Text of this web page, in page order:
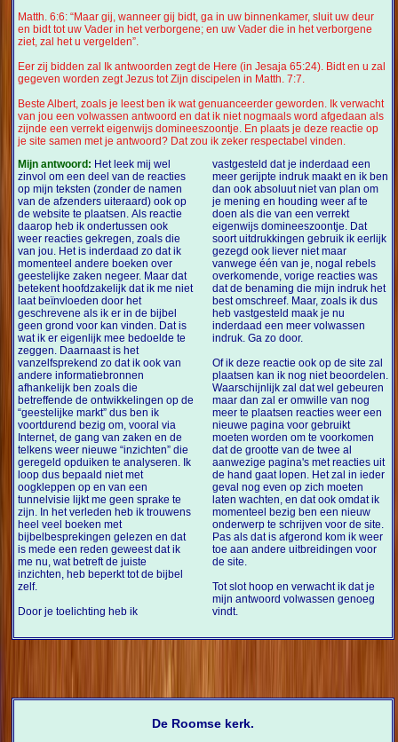
Matth. 6:6: “Maar gij, wanneer gij bidt, ga in uw binnenkamer, sluit uw deur
en bidt tot uw Vader in het verborgene; en uw Vader die in het verborgene
ziet, zal het u vergelden”.
Eer zij bidden zal Ik antwoorden zegt de Here (in Jesaja 65:24). Bidt en u zal
gegeven worden zegt Jezus tot Zijn discipelen in Matth. 7:7.
Beste Albert, zoals je leest ben ik wat genuanceerder geworden. Ik verwacht
van jou een volwassen antwoord en dat ik niet nogmaals word afgedaan als
zijnde een verrekt eigenwijs domineeszoontje. En plaats je deze reactie op
je site samen met je antwoord? Dat zou ik zeker respectabel vinden.
Mijn antwoord: Het leek mij wel
zinvol om een deel van de reacties
op mijn teksten (zonder de namen
van de afzenders uiteraard) ook op
de website te plaatsen. Als reactie
daarop heb ik ondertussen ook
weer reacties gekregen, zoals die
van jou. Het is inderdaad zo dat ik
momenteel andere boeken over
geestelijke zaken negeer. Maar dat
betekent hoofdzakelijk dat ik me niet
laat beïnvloeden door het
geschrevene als ik er in de bijbel
geen grond voor kan vinden. Dat is
wat ik er eigenlijk mee bedoelde te
zeggen. Daarnaast is het
vanzelfsprekend zo dat ik ook van
andere informatiebronnen
afhankelijk ben zoals die
betreffende de ontwikkelingen op de
“geestelijke markt” dus ben ik
voortdurend bezig om, vooral via
Internet, de gang van zaken en de
telkens weer nieuwe “inzichten” die
geregeld opduiken te analyseren. Ik
loop dus bepaald niet met
oogkleppen op en van een
tunnelvisie lijkt me geen sprake te
zijn. In het verleden heb ik trouwens
heel veel boeken met
bijbelbesprekingen gelezen en dat
is mede een reden geweest dat ik
me nu, wat betreft de juiste
inzichten, heb beperkt tot de bijbel
zelf.
Door je toelichting heb ik
vastgesteld dat je inderdaad een
meer gerijpte indruk maakt en ik ben
dan ook absoluut niet van plan om
je mening en houding weer af te
doen als die van een verrekt
eigenwijs domineeszoontje. Dat
soort uitdrukkingen gebruik ik eerlijk
gezegd ook liever niet maar
vanwege één van je, nogal rebels
overkomende, vorige reacties was
dat de benaming die mijn indruk het
best omschreef. Maar, zoals ik dus
heb vastgesteld maak je nu
inderdaad een meer volwassen
indruk. Ga zo door.
Of ik deze reactie ook op de site zal
plaatsen kan ik nog niet beoordelen.
Waarschijnlijk zal dat wel gebeuren
maar dan zal er omwille van nog
meer te plaatsen reacties weer een
nieuwe pagina voor gebruikt
moeten worden om te voorkomen
dat de grootte van de twee al
aanwezige pagina's met reacties uit
de hand gaat lopen. Het zal in ieder
geval nog even op zich moeten
laten wachten, en dat ook omdat ik
momenteel bezig ben een nieuw
onderwerp te schrijven voor de site.
Pas als dat is afgerond kom ik weer
toe aan andere uitbreidingen voor
de site.
Tot slot hoop en verwacht ik dat je
mijn antwoord volwassen genoeg
vindt.
De Roomse kerk.